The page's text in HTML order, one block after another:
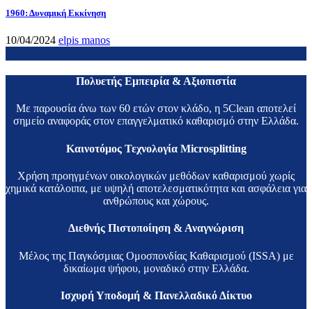
1960: Δυναμική Εκκίνηση
10/04/2024 elpis manos
Πολυετής Εμπειρία & Αξιοπιστία
Με παρουσία άνω των 60 ετών στον κλάδο, η 5Clean αποτελεί
σημείο αναφοράς στον επαγγελματικό καθαρισμό στην Ελλάδα.
Καινοτόμος Τεχνολογία Microsplitting
Χρήση προηγμένων οικολογικών μεθόδων καθαρισμού χωρίς
χημικά κατάλοιπα, με υψηλή αποτελεσματικότητα και ασφάλεια για
ανθρώπους και χώρους.
Διεθνής Πιστοποίηση & Αναγνώριση
Μέλος της Παγκόσμιας Ομοσπονδίας Καθαρισμού (ISSA) με
δικαίωμα ψήφου, μοναδικό στην Ελλάδα.
Ισχυρή Υποδομή & Πανελλαδικό Δίκτυο